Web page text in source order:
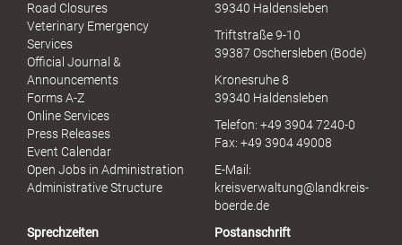
s
Road Closures
Veterinary Emergency
Services
Official Journal &
Announcements
Forms A-Z
Online Services
Press Releases
Event Calendar
Open Jobs in Administration
Administrative Structure
39340 Haldensleben
Triftstraße 9-10
39387 Oschersleben (Bode)
Kronesruhe 8
39340 Haldensleben
Telefon: +49 3904 7240-0
Fax: +49 3904 49008
E-Mail:
kreisverwaltung@landkreis-
boerde.de
Sprechzeiten
Postanschrift